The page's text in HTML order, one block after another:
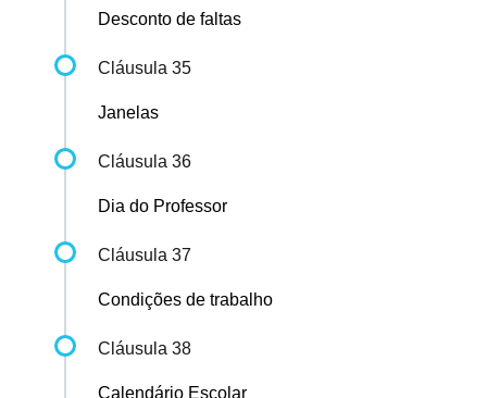
Desconto de faltas
Cláusula 35
Janelas
Cláusula 36
Dia do Professor
Cláusula 37
Condições de trabalho
Cláusula 38
Calendário Escolar